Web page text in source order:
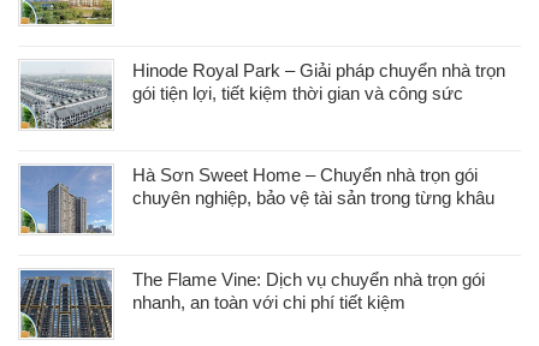
Hinode Royal Park – Giải pháp chuyển nhà trọn
gói tiện lợi, tiết kiệm thời gian và công sức
Hà Sơn Sweet Home – Chuyển nhà trọn gói
chuyên nghiệp, bảo vệ tài sản trong từng khâu
The Flame Vine: Dịch vụ chuyển nhà trọn gói
nhanh, an toàn với chi phí tiết kiệm